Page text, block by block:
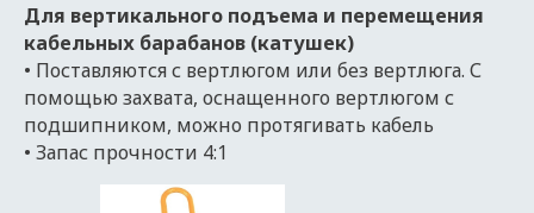
Для вертикального подъема и перемещения
кабельных барабанов (катушек)
• Поставляются с вертлюгом или без вертлюга. С
помощью захвата, оснащенного вертлюгом с
подшипником, можно протягивать кабель
• Запас прочности 4:1